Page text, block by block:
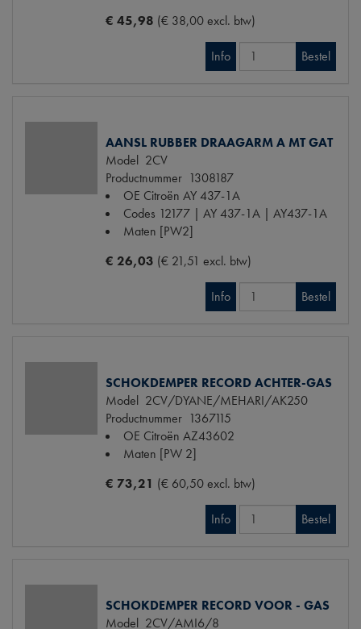
€ 45,98 (€ 38,00 excl. btw)
Info Bestel
AANSL RUBBER DRAAGARM A MT GAT
Model 2CV
Productnummer 1308187
OE Citroën AY 437-1A
Codes 12177 | AY 437-1A | AY437-1A
Maten [PW2]
€ 26,03 (€ 21,51 excl. btw)
Info Bestel
SCHOKDEMPER RECORD ACHTER-GAS
Model 2CV/DYANE/MEHARI/AK250
Productnummer 1367115
OE Citroën AZ43602
Maten [PW 2]
€ 73,21 (€ 60,50 excl. btw)
Info Bestel
SCHOKDEMPER RECORD VOOR - GAS
Model 2CV/AMI6/8